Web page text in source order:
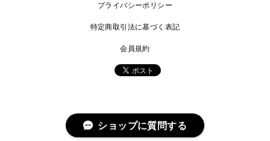
プライバシーポリシー
特定商取引法に基づく表記
会員規約
ショップに質問する